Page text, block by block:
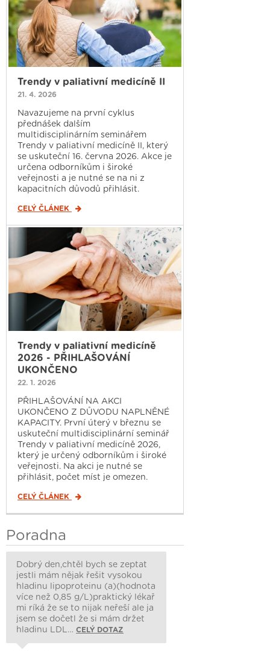
Trendy v paliativní medicíně II
21. 4. 2026
Navazujeme na první cyklus
přednášek dalším
multidisciplinárním seminářem
Trendy v paliativní medicíně II, který
se uskuteční 16. června 2026. Akce je
určena odborníkům i široké
veřejnosti a je nutné se na ni z
kapacitních důvodů přihlásit.
CELÝ ČLÁNEK
Trendy v paliativní medicíně
2026 - PŘIHLAŠOVÁNÍ
UKONČENO
22. 1. 2026
PŘIHLAŠOVÁNÍ NA AKCI
UKONČENO Z DŮVODU NAPLNĚNÉ
KAPACITY. První úterý v březnu se
uskuteční multidisciplinární seminář
Trendy v paliativní medicíně 2026,
který je určený odborníkům i široké
veřejnosti. Na akci je nutné se
přihlásit, počet míst je omezen.
CELÝ ČLÁNEK
Poradna
Dobrý den,chtěl bych se zeptat
jestli mám nějak řešit vysokou
hladinu lipoproteinu (a)(hodnota
více než 0,85 g/L)praktický lékař
mi ríká že se to nijak neřeší ale ja
jsem se dočetl že si mám držet
hladinu LDL… CELÝ DOTAZ